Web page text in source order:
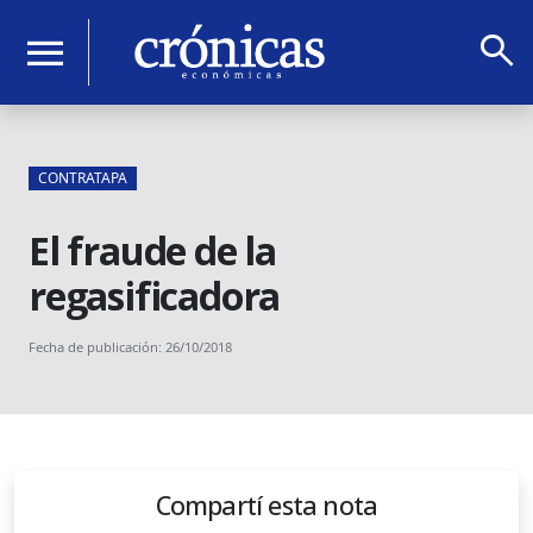
menu search
CONTRATAPA
El fraude de la
regasificadora
Fecha de publicación: 26/10/2018
Compartí esta nota